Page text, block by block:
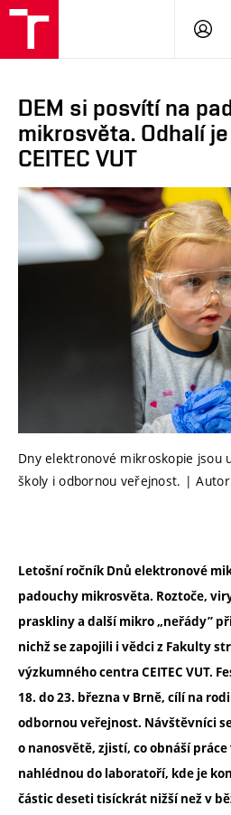
DEM si posvítí na
mikrosvěta. Odhalí je
CEITEC VUT
Dny elektronové mikroskopie jsou
školy i odbornou veřejnost. |
Letošní ročník Dnů elektronové
padouchy mikrosvěta. Roztoče,
praskliny a další mikro „neřády”
nichž se zapojili i vědci z Fakulty
výzkumného centra CEITEC VUT.
18. do 23. března v Brně, cílí na
odbornou veřejnost. Návštěvníci
o nanosvětě, zjistí, co obnáší
nahlédnou do laboratoří, kde je
částic deseti tisíckrát nižší než v